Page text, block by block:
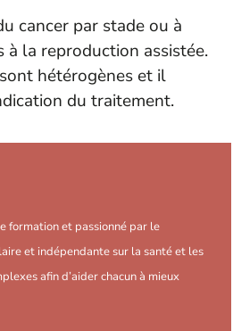
cancer par stade ou à
à la reproduction assistée.
hétérogènes et il
du traitement.
formation et passionné par le
et indépendante sur la santé et les
afin d’aider chacun à mieux